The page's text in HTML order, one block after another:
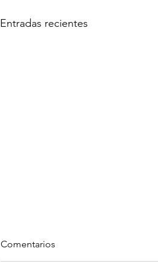
Entradas recientes
Comentarios